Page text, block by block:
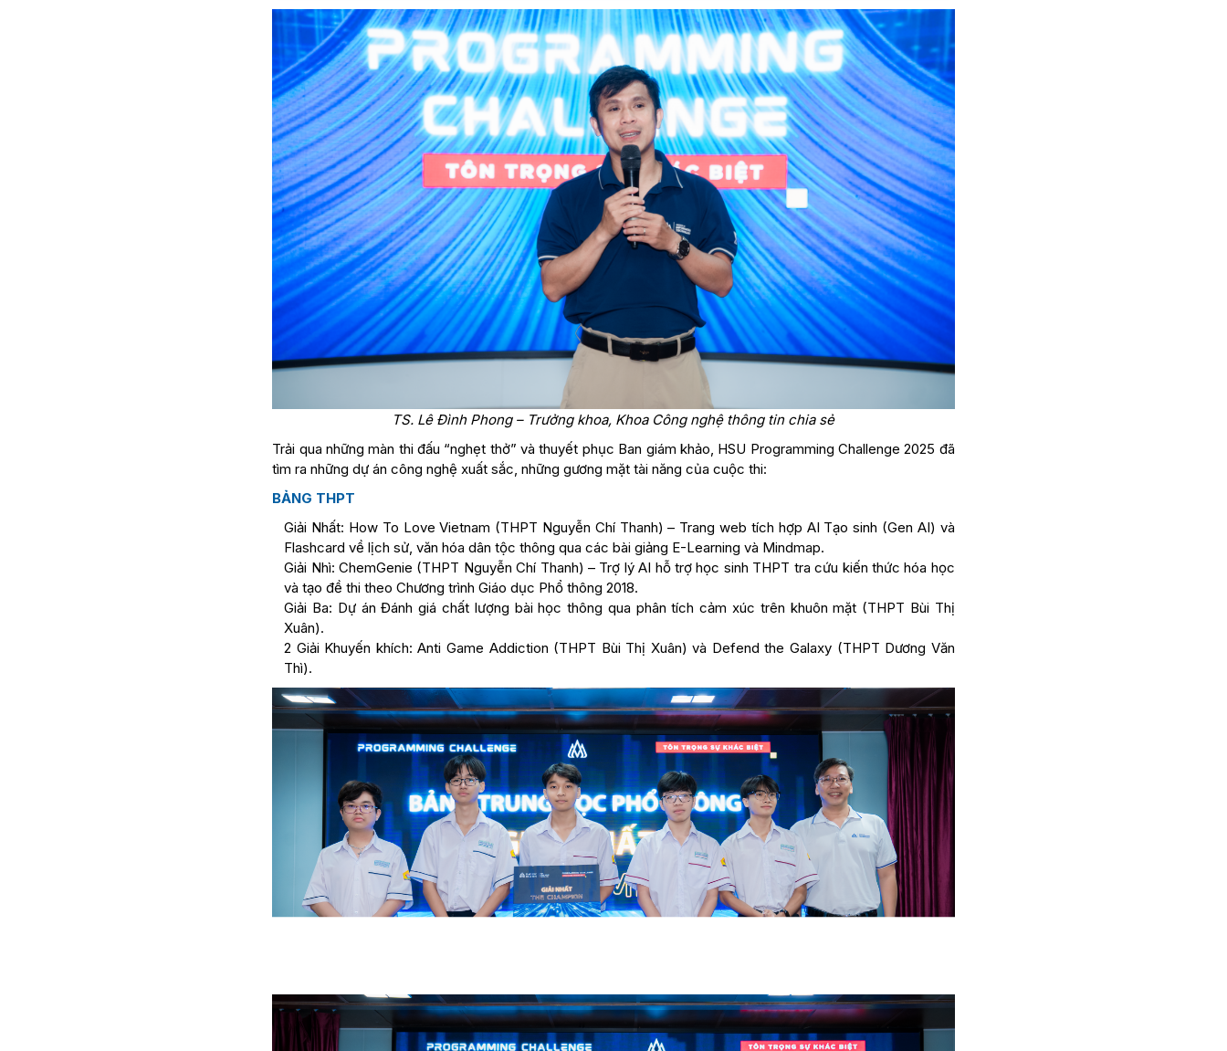
TS. Lê Đình Phong – Trưởng khoa, Khoa Công nghệ thông tin chia sẻ
Trải qua những màn thi đấu “nghẹt thở” và thuyết phục Ban giám khảo, HSU Programming Challenge 2025 đã
tìm ra những dự án công nghệ xuất sắc, những gương mặt tài năng của cuộc thi:
BẢNG THPT
Giải Nhất: How To Love Vietnam (THPT Nguyễn Chí Thanh) – Trang web tích hợp AI Tạo sinh (Gen AI) và
Flashcard về lịch sử, văn hóa dân tộc thông qua các bài giảng E-Learning và Mindmap.
Giải Nhì: ChemGenie (THPT Nguyễn Chí Thanh) – Trợ lý AI hỗ trợ học sinh THPT tra cứu kiến thức hóa học
và tạo đề thi theo Chương trình Giáo dục Phổ thông 2018.
Giải Ba: Dự án Đánh giá chất lượng bài học thông qua phân tích cảm xúc trên khuôn mặt (THPT Bùi Thị
Xuân).
2 Giải Khuyến khích: Anti Game Addiction (THPT Bùi Thị Xuân) và Defend the Galaxy (THPT Dương Văn
Thì).